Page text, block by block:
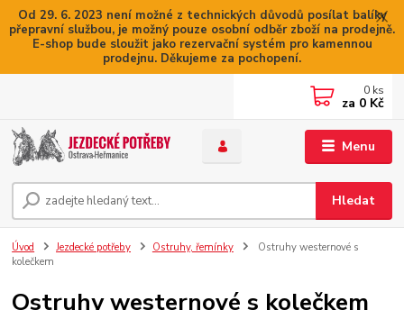
Od 29. 6. 2023 není možné z technických důvodů posílat balíky
přepravní službou, je možný pouze osobní odběr zboží na prodejně.
E-shop bude sloužit jako rezervační systém pro kamennou
prodejnu. Děkujeme za pochopení.
Menu
Hledat
0 ks
za 0 Kč
Úvod Jezdecké potřeby Ostruhy, řemínky
Ostruhy westernové s
kolečkem
Ostruhy westernové s kolečkem